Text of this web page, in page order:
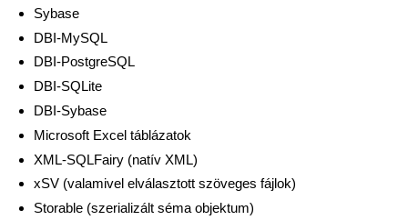
Sybase
DBI-MySQL
DBI-PostgreSQL
DBI-SQLite
DBI-Sybase
Microsoft Excel táblázatok
XML-SQLFairy (natív XML)
xSV (valamivel elválasztott szöveges fájlok)
Storable (szerializált séma objektum)